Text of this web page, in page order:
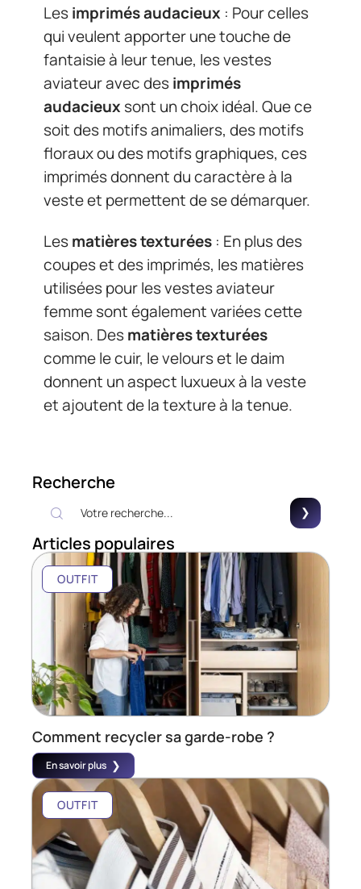
Lesimprimés audacieux : Pour celles
qui veulent apporter une touche de
fantaisie à leur tenue, les vestes
aviateur avec desimprimés
audacieux sont un choix idéal. Que ce
soit des motifs animaliers, des motifs
floraux ou des motifs graphiques, ces
imprimés donnent du caractère à la
veste et permettent de se démarquer.
Lesmatières texturées : En plus des
coupes et des imprimés, les matières
utilisées pour les vestes aviateur
femme sont également variées cette
saison. Desmatières texturées
comme le cuir, le velours et le daim
donnent un aspect luxueux à la veste
et ajoutent de la texture à la tenue.
Recherche
Articles populaires
OUTFIT
Comment recycler sa garde-robe ?
En savoir plus
OUTFIT